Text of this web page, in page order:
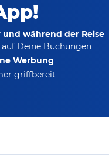
während der Reise
auf Deine Buchungen
Werbung
griffbereit